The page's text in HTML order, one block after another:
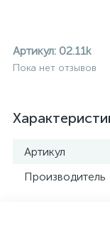
Артикул: 02.11k
Пока нет отзывов
Артикул
Производитель